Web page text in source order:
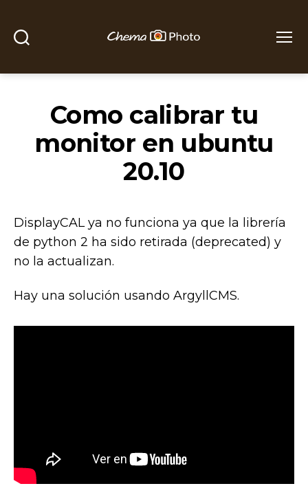
Photo
Como calibrar tu
monitor en ubuntu
20.10
DisplayCAL ya no funciona ya que la librería
de python 2 ha sido retirada (deprecated) y
no la actualizan.
Hay una solución usando ArgyllCMS.